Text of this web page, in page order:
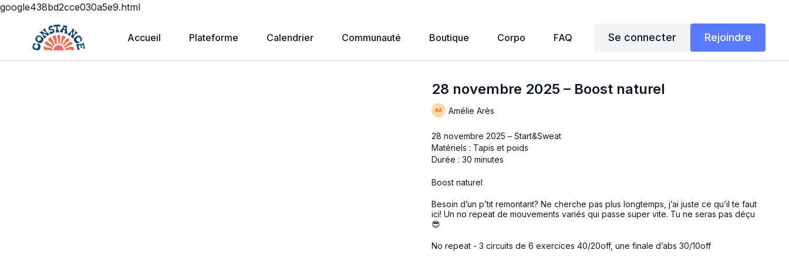
google438bd2cce030a5e9.html
Accueil Plateforme Calendrier Communauté Boutique Corpo FAQ Se connecter Rejoindre
28 novembre 2025 – Boost naturel
Amélie Arès
28 novembre 2025 – Start&Sweat
Matériels : Tapis et poids
Durée : 30 minutes
Boost naturel
Besoin d’un p’tit remontant? Ne cherche pas plus longtemps, j’ai juste ce qu’il te faut
ici! Un no repeat de mouvements variés qui passe super vite. Tu ne seras pas déçu
😎
No repeat - 3 circuits de 6 exercices 40/20off, une finale d’abs 30/10off